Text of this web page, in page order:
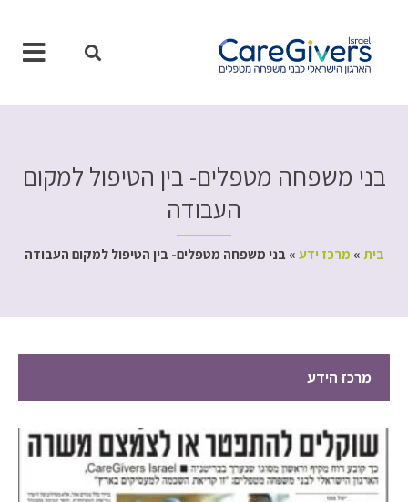
בני משפחה מטפלים- בין הטיפול למקום
העבודה
בית » מרכז ידע »בני משפחה מטפלים- בין הטיפול למקום העבודה
מרכז הידע